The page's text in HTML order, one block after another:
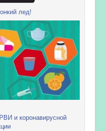
лед!
и коронавирусной